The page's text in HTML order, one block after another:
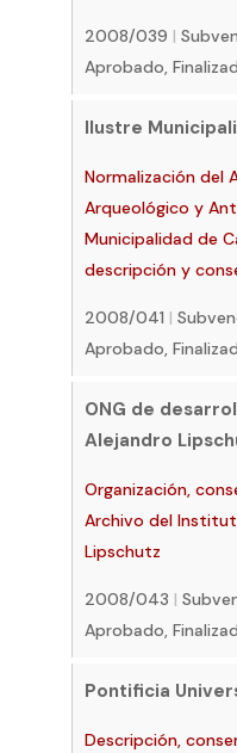
2008/039 |
Aprobado,
Ilustre
Normalización del
Arqueológico y
Municipalidad de
descripción y
2008/041 |
Aprobado,
ONG de
Alejandro
Organización,
Archivo del
Lipschutz
2008/043 |
Aprobado,
Pontificia
Descripción,